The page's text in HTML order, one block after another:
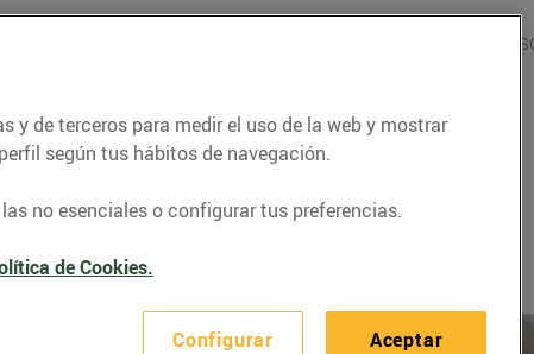
consejos nutricionales, información de actualidad
y de terceros para medir el uso de la web y mostrar
según tus hábitos de navegación.
no esenciales o configurar tus preferencias.
de Cookies.
Configurar Aceptar